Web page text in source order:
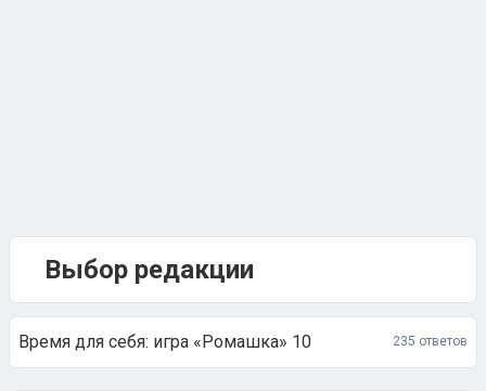
Выбор редакции
Время для себя: игра «Ромашка» 10 235 ответов